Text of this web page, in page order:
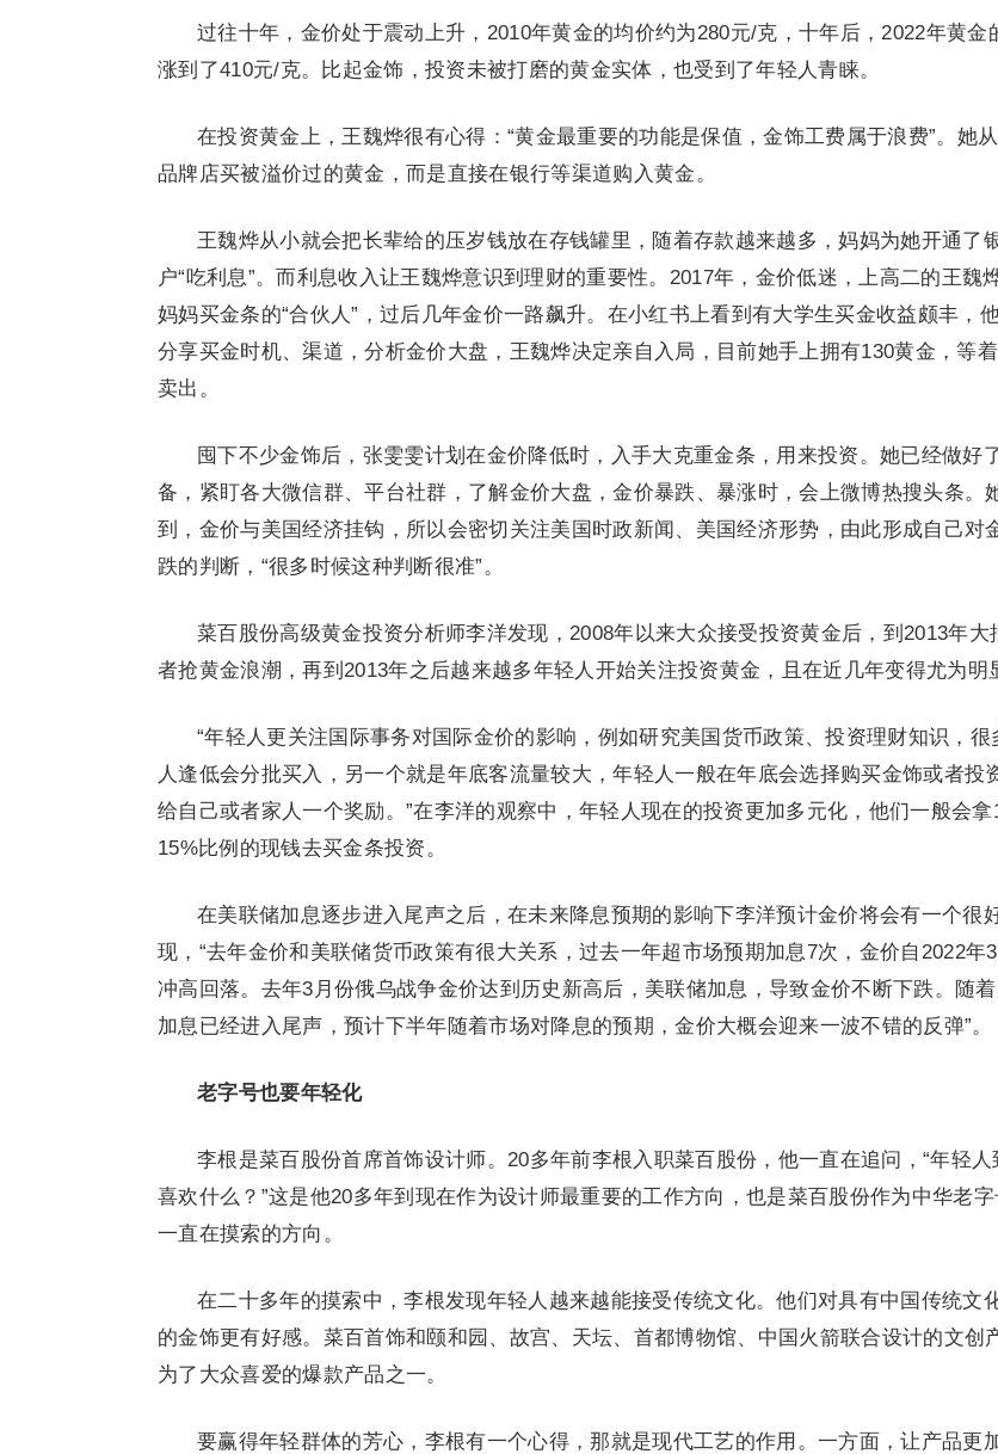
过往十年，金价处于震动上升，2010年黄金的均价约为280元/克，十年后，2022年黄金
涨到了410元/克。比起金饰，投资未被打磨的黄金实体，也受到了年轻人青睐。
在投资黄金上，王魏烨很有心得：“黄金最重要的功能是保值，金饰工费属于浪费”。她
品牌店买被溢价过的黄金，而是直接在银行等渠道购入黄金。
王魏烨从小就会把长辈给的压岁钱放在存钱罐里，随着存款越来越多，妈妈为她开通了
户“吃利息”。而利息收入让王魏烨意识到理财的重要性。2017年，金价低迷，上高二的王魏
妈妈买金条的“合伙人”，过后几年金价一路飙升。在小红书上看到有大学生买金收益颇丰，
分享买金时机、渠道，分析金价大盘，王魏烨决定亲自入局，目前她手上拥有130黄金，等
卖出。
囤下不少金饰后，张雯雯计划在金价降低时，入手大克重金条，用来投资。她已经做好
备，紧盯各大微信群、平台社群，了解金价大盘，金价暴跌、暴涨时，会上微博热搜头条。
到，金价与美国经济挂钩，所以会密切关注美国时政新闻、美国经济形势，由此形成自己对
跌的判断，“很多时候这种判断很准”。
菜百股份高级黄金投资分析师李洋发现，2008年以来大众接受投资黄金后，到2013年大
者抢黄金浪潮，再到2013年之后越来越多年轻人开始关注投资黄金，且在近几年变得尤为明
“年轻人更关注国际事务对国际金价的影响，例如研究美国货币政策、投资理财知识，很
人逢低会分批买入，另一个就是年底客流量较大，年轻人一般在年底会选择购买金饰或者投
给自己或者家人一个奖励。”在李洋的观察中，年轻人现在的投资更加多元化，他们一般会拿
15%比例的现钱去买金条投资。
在美联储加息逐步进入尾声之后，在未来降息预期的影响下李洋预计金价将会有一个很
现，“去年金价和美联储货币政策有很大关系，过去一年超市场预期加息7次，金价自2022年
冲高回落。去年3月份俄乌战争金价达到历史新高后，美联储加息，导致金价不断下跌。随
加息已经进入尾声，预计下半年随着市场对降息的预期，金价大概会迎来一波不错的反弹”。
老字号也要年轻化
李根是菜百股份首席首饰设计师。20多年前李根入职菜百股份，他一直在追问，“年轻人
喜欢什么？”这是他20多年到现在作为设计师最重要的工作方向，也是菜百股份作为中华老
一直在摸索的方向。
在二十多年的摸索中，李根发现年轻人越来越能接受传统文化。他们对具有中国传统文
的金饰更有好感。菜百首饰和颐和园、故宫、天坛、首都博物馆、中国火箭联合设计的文创
为了大众喜爱的爆款产品之一。
要赢得年轻群体的芳心，李根有一个心得，那就是现代工艺的作用。一方面，让产品更